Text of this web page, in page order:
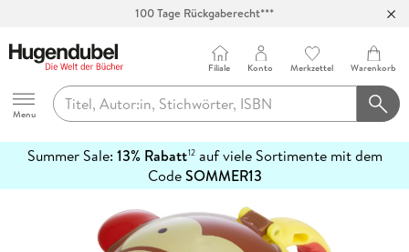
100 Tage Rückgaberecht***
Hugendubel
Menu
Filiale Konto Merkzettel Warenkorb
Summer Sale: 13% Rabatt12auf viele Sortimente mit dem
CodeSOMMER13
erfahren